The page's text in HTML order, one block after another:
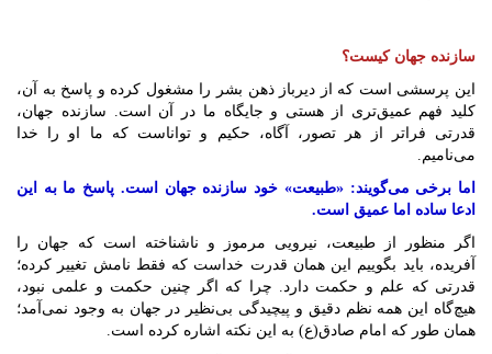
سازنده جهان کیست؟
این پرسشی است که از دیرباز ذهن بشر را مشغول کرده و پاسخ به آن،
کلید فهم عمیق‌تری از هستی و جایگاه ما در آن است. سازنده جهان،
قدرتی فراتر از هر تصور، آگاه، حکیم و تواناست که ما او را خدا
می‌نامیم.
اما برخی می‌گویند: «طبیعت» خود سازنده جهان است. پاسخ ما به این
ادعا ساده اما عمیق است.
اگر منظور از طبیعت، نیرویی مرموز و ناشناخته است که جهان را
آفریده، باید بگوییم این همان قدرت خداست که فقط نامش تغییر کرده؛
قدرتی که علم و حکمت دارد. چرا که اگر چنین حکمت و علمی نبود،
هیچ‌گاه این همه نظم دقیق و پیچیدگی بی‌نظیر در جهان به وجود نمی‌آمد؛
همان طور که امام صادق(ع) به این نکته اشاره کرده است.